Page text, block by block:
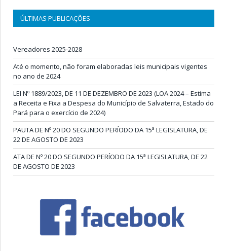
ÚLTIMAS PUBLICAÇÕES
Vereadores 2025-2028
Até o momento, não foram elaboradas leis municipais vigentes
no ano de 2024
LEI Nº 1889/2023, DE 11 DE DEZEMBRO DE 2023 (LOA 2024 – Estima
a Receita e Fixa a Despesa do Município de Salvaterra, Estado do
Pará para o exercício de 2024)
PAUTA DE Nº 20 DO SEGUNDO PERÍODO DA 15ª LEGISLATURA, DE
22 DE AGOSTO DE 2023
ATA DE Nº 20 DO SEGUNDO PERÍODO DA 15ª LEGISLATURA, DE 22
DE AGOSTO DE 2023